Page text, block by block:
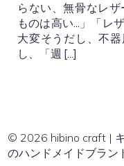
らない、無骨なレ
ものは高い…」「レ
大変そうだし、不
し、「週 […]
© 2026 hibino craft |
のハンドメイドブラン